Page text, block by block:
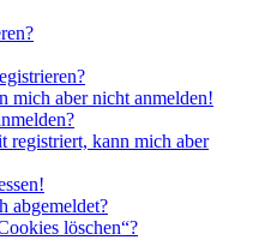
mich aber nicht anmelden!
registriert, kann mich aber
abgemeldet?
löschen“?